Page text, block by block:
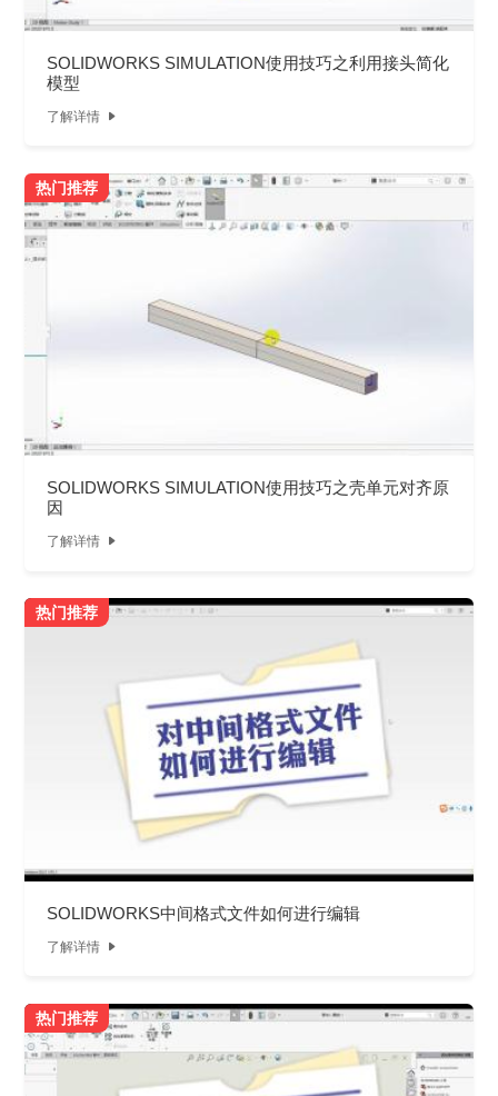
SOLIDWORKS SIMULATION使用技巧之利用接头简化
模型
了解详情 
热门推荐
SOLIDWORKS SIMULATION使用技巧之壳单元对齐原
因
了解详情 
热门推荐
SOLIDWORKS中间格式文件如何进行编辑
了解详情 
热门推荐